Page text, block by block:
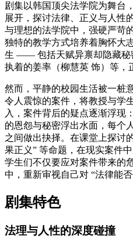
剧集以韩国顶尖法学院为舞台
展开，探讨法律、正义与人性
与理想的法学院中，强硬严苛
独特的教学方式培养着胸怀大
生 —— 包括天赋异禀却隐藏秘
执着的姜率（柳慧英 饰）等，
然而，平静的校园生活被一桩
令人震惊的案件，将教授与学
入，案件背后的疑点逐渐浮现
的恩怨与秘密浮出水面，每个
之间做出抉择。在课堂上探讨
果正义” 等命题，在现实案件
学生们不仅要应对案件带来的
中，重新审视自己对 “法律能否
剧集特色
法理与人性的深度碰撞